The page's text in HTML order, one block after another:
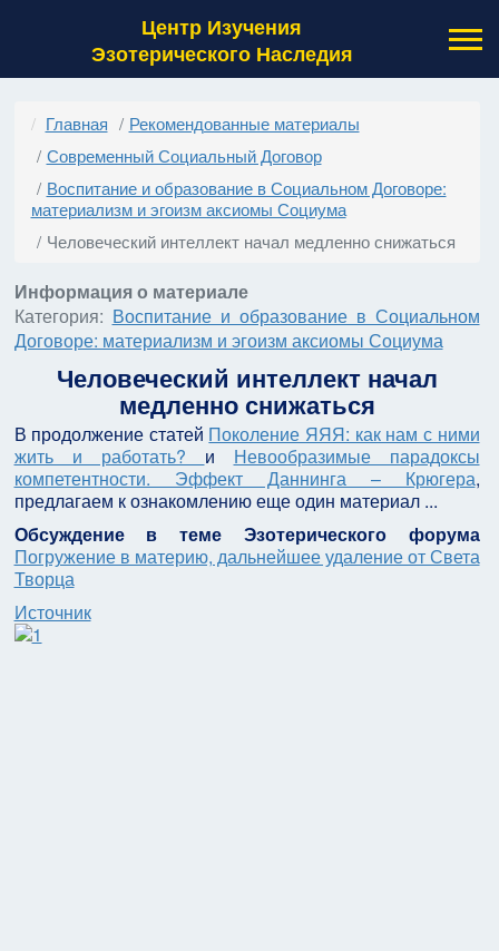
Центр Изучения
Эзотерического Наследия
Главная
Рекомендованные материалы
Современный Социальный Договор
Воспитание и образование в Социальном Договоре:
материализм и эгоизм аксиомы Социума
Человеческий интеллект начал медленно снижаться
Информация о материале
Категория: Воспитание и образование в Социальном
Договоре: материализм и эгоизм аксиомы Социума
Человеческий интеллект начал
медленно снижаться
В продолжение статей Поколение ЯЯЯ: как нам с ними
жить и работать? и Невообразимые парадоксы
компетентности. Эффект Даннинга – Крюгера,
предлагаем к ознакомлению еще один материал ...
Обсуждение в теме Эзотерического форума
Погружение в материю, дальнейшее удаление от Света
Творца
Источник